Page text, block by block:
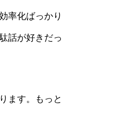
率化ばっかり
話が好きだっ
ます。もっと